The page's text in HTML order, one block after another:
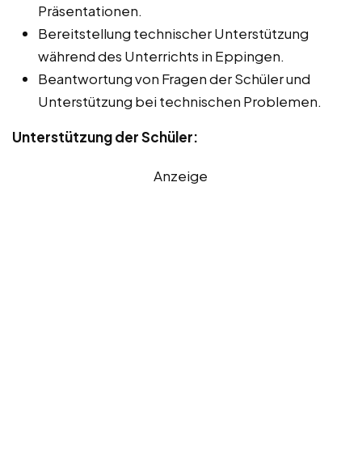
Präsentationen.
Bereitstellung technischer Unterstützung
während des Unterrichts in Eppingen.
Beantwortung von Fragen der Schüler und
Unterstützung bei technischen Problemen.
Unterstützung der Schüler:
Anzeige